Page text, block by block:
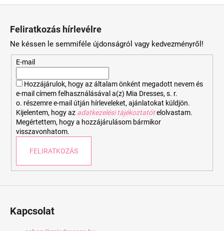
Feliratkozás hírlevélre
Ne késsen le semmiféle újdonságról vagy kedvezményről!
E-mail
Hozzájárulok, hogy az általam önként megadott nevem és
e-mail címem felhasználásával a(z) Mia Dresses, s. r.
o. részemre e-mail útján hírleveleket, ajánlatokat küldjön.
Kijelentem, hogy az adatkezelési tájékoztatót elolvastam.
Megértettem, hogy a hozzájárulásom bármikor
visszavonhatom.
FELIRATKOZÁS
Kapcsolat